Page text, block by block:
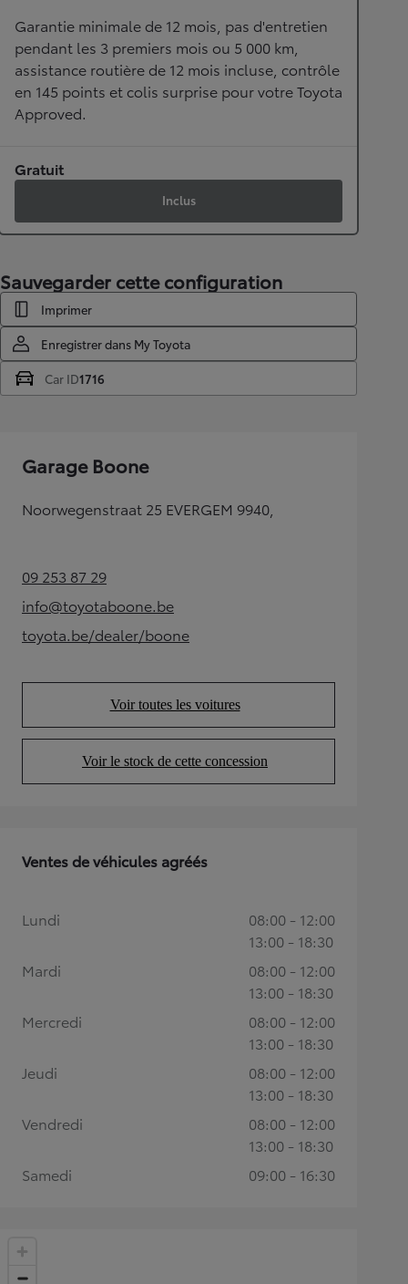
Garantie minimale de 12 mois, pas d'entretien
pendant les 3 premiers mois ou 5 000 km,
assistance routière de 12 mois incluse, contrôle
en 145 points et colis surprise pour votre Toyota
Approved.
Gratuit
Inclus
Sauvegarder cette configuration
Imprimer
Enregistrer dans My Toyota
Car ID1716
Garage Boone
Noorwegenstraat 25 EVERGEM 9940,
09 253 87 29(Opens in new tab)
info@toyotaboone.be
(Opens in new tab)
toyota.be/dealer/boone
(Opens in new tab)
Voir toutes les voitures
(Opens in new tab)
Voir le stock de cette concession
(Opens in new tab)
Ventes de véhicules agréés
Lundi
08:00 - 12:00
13:00 - 18:30
Mardi
08:00 - 12:00
13:00 - 18:30
Mercredi
08:00 - 12:00
13:00 - 18:30
Jeudi
08:00 - 12:00
13:00 - 18:30
Vendredi
08:00 - 12:00
13:00 - 18:30
Samedi
09:00 - 16:30